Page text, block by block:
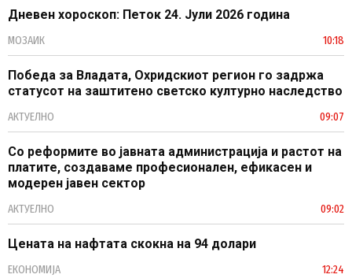
Дневен хороскоп: Петок 24. Јули 2026 година
МОЗАИК 10:18
Победа за Владата, Охридскиот регион го задржа
статусот на заштитено светско културно наследство
АКТУЕЛНО 09:07
Со реформите во јавната администрација и растот на
платите, создаваме професионален, ефикасен и
модерен јавен сектор
АКТУЕЛНО 09:02
Цената на нафтата скокна на 94 долари
ЕКОНОМИЈА 12:24